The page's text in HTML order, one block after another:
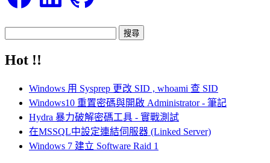
關
Hot !!
Windows 用 Sysprep 更改 SID , whoami 查 SID
Windows10 重置密碼與開啟 Administrator - 筆記
Hydra 暴力破解密碼工具 - 實戰測試
在MSSQL中設定連結伺服器 (Linked Server)
Windows 7 建立 Software Raid 1